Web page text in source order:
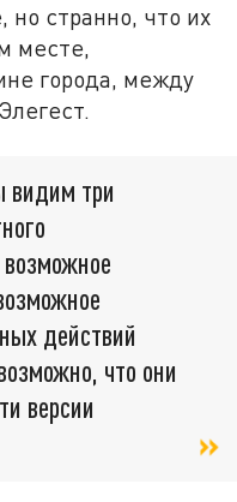
странно, что их
месте,
города, между
видим три
действий
что они
версии